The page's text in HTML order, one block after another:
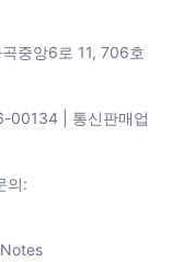
중앙6로 11, 706호
00134 | 통신판매업
의: